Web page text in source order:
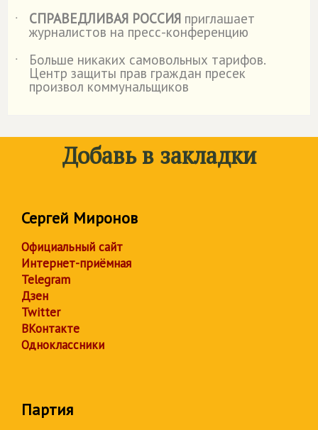
˙
СПРАВЕДЛИВАЯ РОССИЯ приглашает
журналистов на пресс-конференцию
˙
Больше никаких самовольных тарифов.
Центр защиты прав граждан пресек
произвол коммунальщиков
Добавь в закладки
Сергей Миронов
Официальный сайт
Интернет-приёмная
Telegram
Дзен
Twitter
ВКонтакте
Одноклассники
Партия